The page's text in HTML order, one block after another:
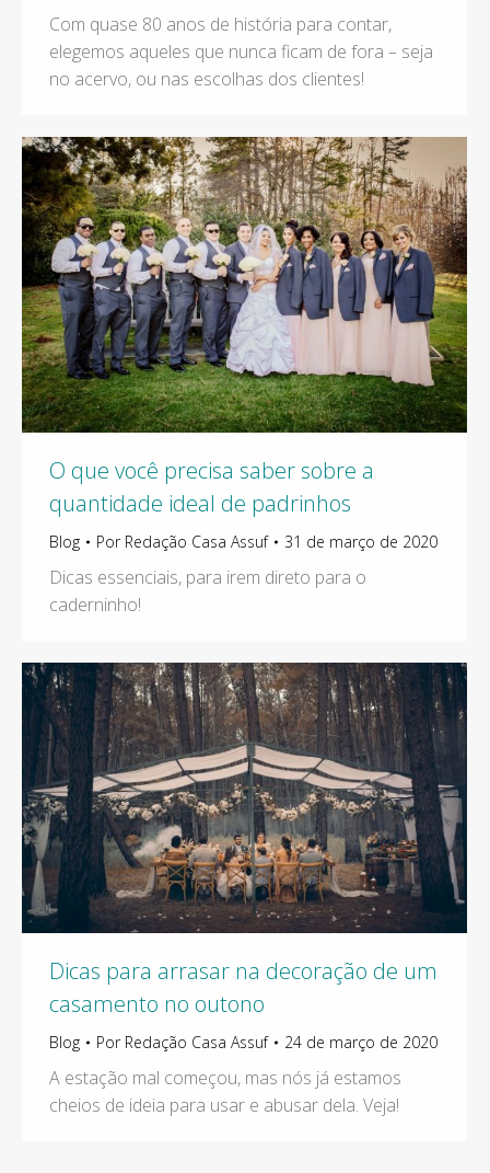
Com quase 80 anos de história para contar,
elegemos aqueles que nunca ficam de fora – seja
no acervo, ou nas escolhas dos clientes!
O que você precisa saber sobre a
quantidade ideal de padrinhos
Blog Por Redação Casa Assuf 31 de março de 2020
Dicas essenciais, para irem direto para o
caderninho!
Dicas para arrasar na decoração de um
casamento no outono
Blog Por Redação Casa Assuf 24 de março de 2020
A estação mal começou, mas nós já estamos
cheios de ideia para usar e abusar dela. Veja!